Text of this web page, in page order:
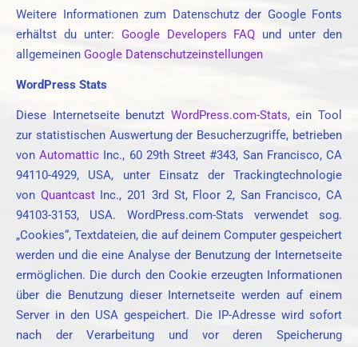
Weitere Informationen zum Datenschutz der Google Fonts
erhältst du unter: Google Developers FAQ und unter den
allgemeinen Google Datenschutzeinstellungen
WordPress Stats
Diese Internetseite benutzt WordPress.com-Stats, ein Tool
zur statistischen Auswertung der Besucherzugriffe, betrieben
vonAutomattic Inc., 60 29th Street #343, San Francisco, CA
94110-4929, USA, unter Einsatz der Trackingtechnologie
von QuantcastInc., 201 3rd St, Floor 2, San Francisco, CA
94103-3153, USA. WordPress.com-Stats verwendet sog.
„Cookies“, Textdateien, die auf deinem Computer gespeichert
werden und die eine Analyse der Benutzung der Internetseite
ermöglichen. Die durch den Cookie erzeugten Informationen
über die Benutzung dieser Internetseite werden auf einem
Server in den USA gespeichert. Die IP-Adresse wird sofort
nach der Verarbeitung und vor deren Speicherung